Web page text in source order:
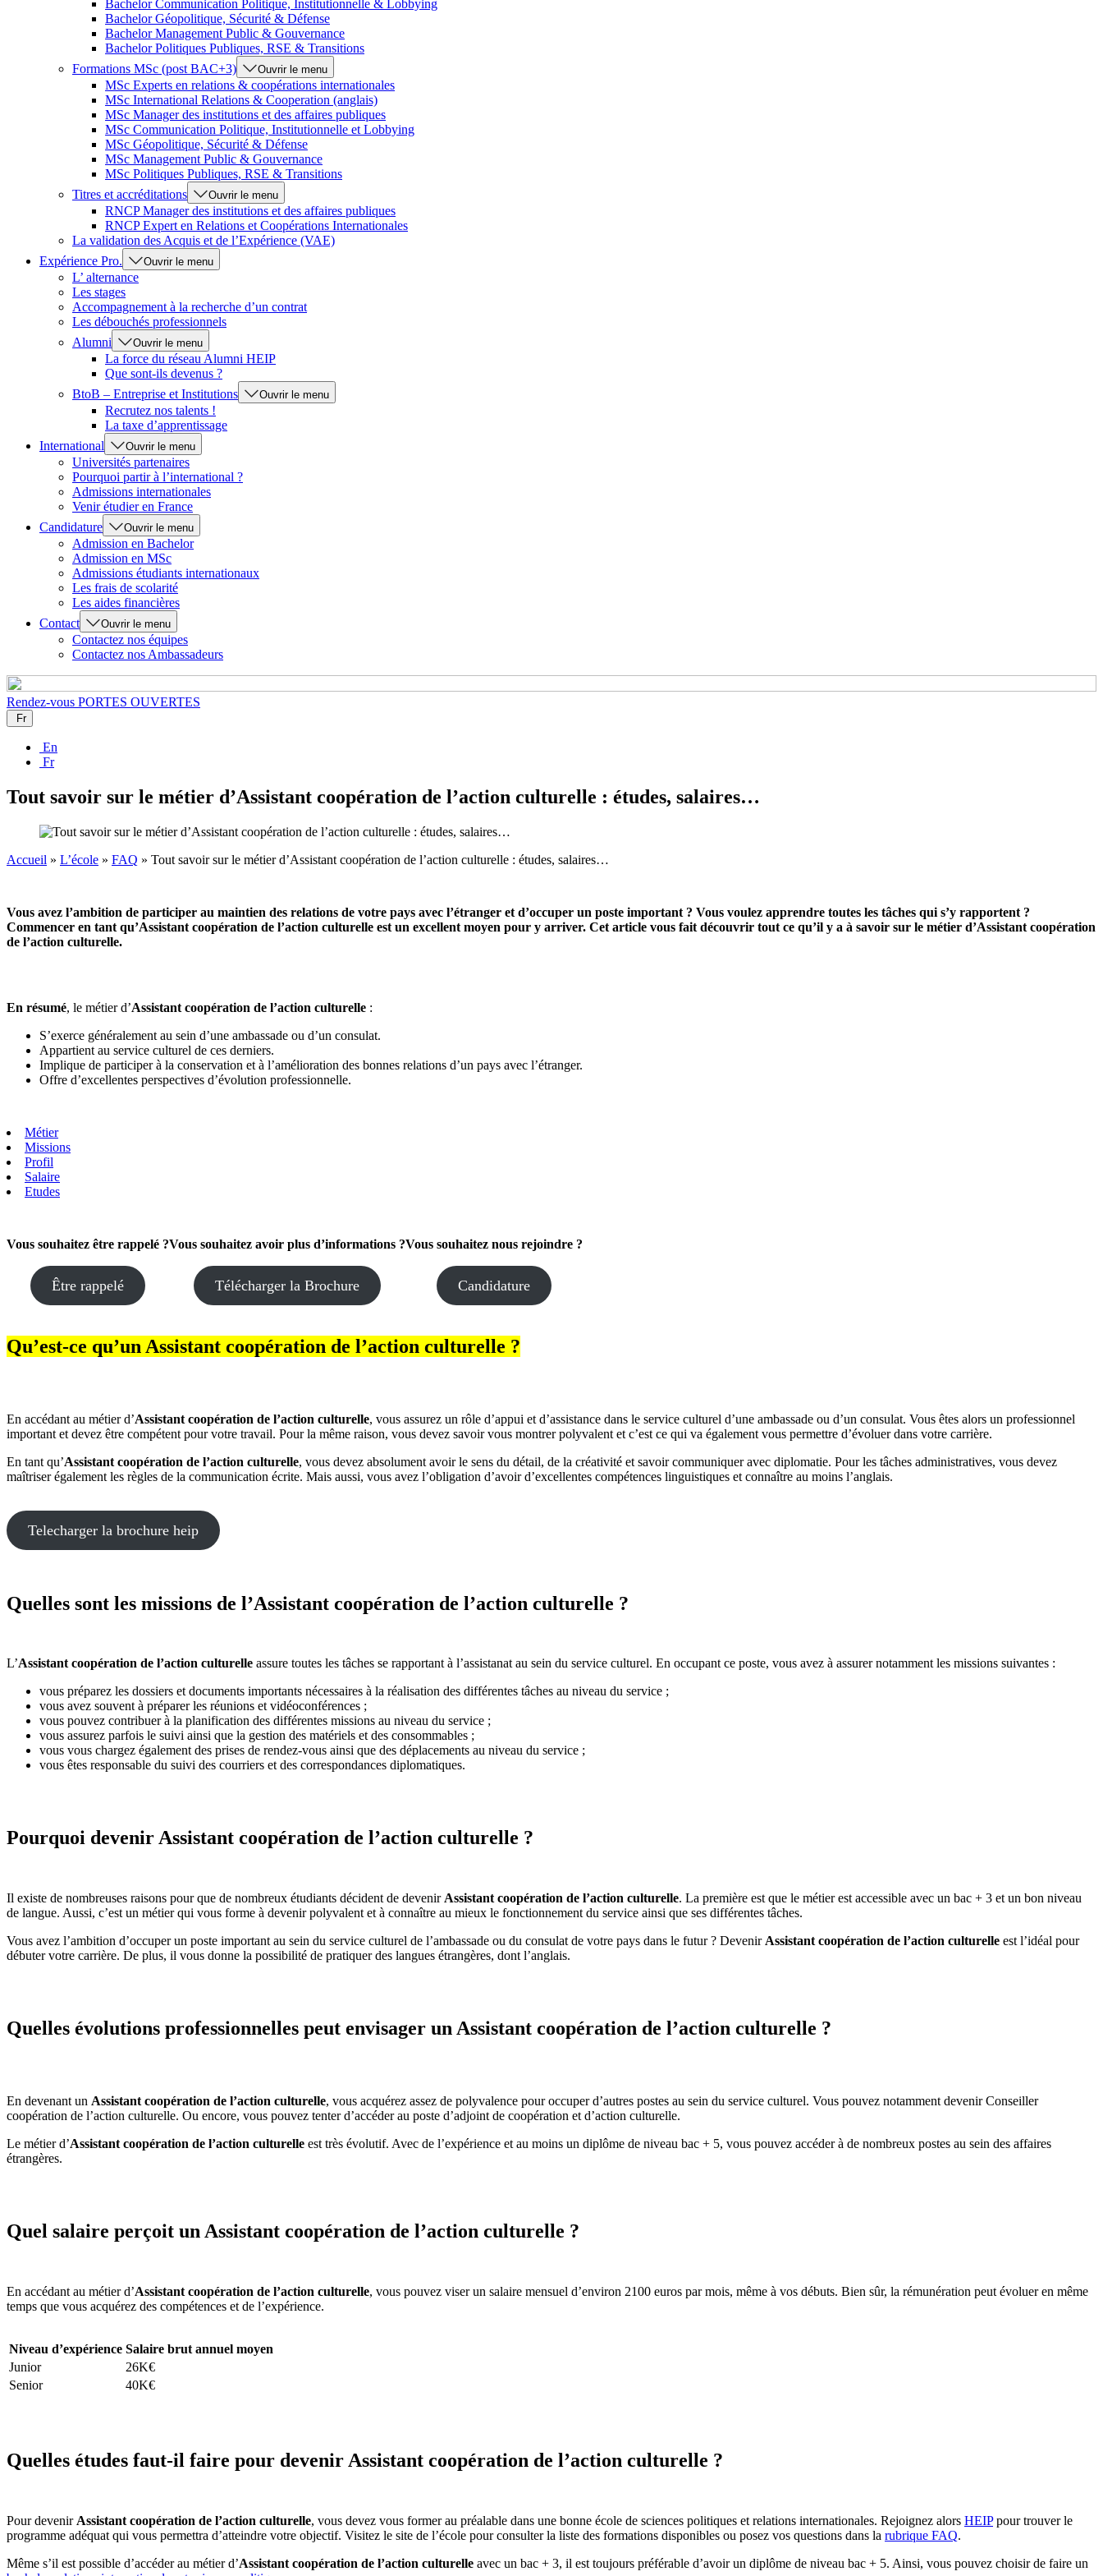
Bachelor Communication Politique, Institutionnelle & Lobbying
Bachelor Géopolitique, Sécurité & Défense
Bachelor Management Public & Gouvernance
Bachelor Politiques Publiques, RSE & Transitions
Formations MSc (post BAC+3)
Ouvrir le menu
MSc Experts en relations & coopérations internationales
MSc International Relations & Cooperation (anglais)
MSc Manager des institutions et des affaires publiques
MSc Communication Politique, Institutionnelle et Lobbying
MSc Géopolitique, Sécurité & Défense
MSc Management Public & Gouvernance
MSc Politiques Publiques, RSE & Transitions
Titres et accréditations
Ouvrir le menu
RNCP Manager des institutions et des affaires publiques
RNCP Expert en Relations et Coopérations Internationales
La validation des Acquis et de l’Expérience (VAE)
Expérience Pro.
Ouvrir le menu
L’ alternance
Les stages
Accompagnement à la recherche d’un contrat
Les débouchés professionnels
Alumni
Ouvrir le menu
La force du réseau Alumni HEIP
Que sont-ils devenus ?
BtoB – Entreprise et Institutions
Ouvrir le menu
Recrutez nos talents !
La taxe d’apprentissage
International
Ouvrir le menu
Universités partenaires
Pourquoi partir à l’international ?
Admissions internationales
Venir étudier en France
Candidature
Ouvrir le menu
Admission en Bachelor
Admission en MSc
Admissions étudiants internationaux
Les frais de scolarité
Les aides financières
Contact
Ouvrir le menu
Contactez nos équipes
Contactez nos Ambassadeurs
Rendez-vous PORTES OUVERTES
Fr
En
Fr
Tout savoir sur le métier d’Assistant coopération de l’action culturelle : études, salaires…
Accueil » L’école » FAQ » Tout savoir sur le métier d’Assistant coopération de l’action culturelle : études, salaires…
Vous avez l’ambition de participer au maintien des relations de votre pays avec l’étranger et d’occuper un poste important ? Vous voulez apprendre toutes les tâches qui s’y rapportent ?
Commencer en tant qu’Assistant coopération de l’action culturelle est un excellent moyen pour y arriver. Cet article vous fait découvrir tout ce qu’il y a à savoir sur le métier d’Assistant coopération
de l’action culturelle.
En résumé, le métier d’Assistant coopération de l’action culturelle :
S’exerce généralement au sein d’une ambassade ou d’un consulat.
Appartient au service culturel de ces derniers.
Implique de participer à la conservation et à l’amélioration des bonnes relations d’un pays avec l’étranger.
Offre d’excellentes perspectives d’évolution professionnelle.
Métier
Missions
Profil
Salaire
Etudes
Vous souhaitez être rappelé ?
Être rappelé
Vous souhaitez avoir plus d’informations ?
Télécharger la Brochure
Vous souhaitez nous rejoindre ?
Candidature
Qu’est-ce qu’un Assistant coopération de l’action culturelle ?
En accédant au métier d’Assistant coopération de l’action culturelle, vous assurez un rôle d’appui et d’assistance dans le service culturel d’une ambassade ou d’un consulat. Vous êtes alors un professionnel
important et devez être compétent pour votre travail. Pour la même raison, vous devez savoir vous montrer polyvalent et c’est ce qui va également vous permettre d’évoluer dans votre carrière.
En tant qu’Assistant coopération de l’action culturelle, vous devez absolument avoir le sens du détail, de la créativité et savoir communiquer avec diplomatie. Pour les tâches administratives, vous devez
maîtriser également les règles de la communication écrite. Mais aussi, vous avez l’obligation d’avoir d’excellentes compétences linguistiques et connaître au moins l’anglais.
Telecharger la brochure heip
Quelles sont les missions de l’Assistant coopération de l’action culturelle ?
L’Assistant coopération de l’action culturelle assure toutes les tâches se rapportant à l’assistanat au sein du service culturel. En occupant ce poste, vous avez à assurer notamment les missions suivantes :
vous préparez les dossiers et documents importants nécessaires à la réalisation des différentes tâches au niveau du service ;
vous avez souvent à préparer les réunions et vidéoconférences ;
vous pouvez contribuer à la planification des différentes missions au niveau du service ;
vous assurez parfois le suivi ainsi que la gestion des matériels et des consommables ;
vous vous chargez également des prises de rendez-vous ainsi que des déplacements au niveau du service ;
vous êtes responsable du suivi des courriers et des correspondances diplomatiques.
Pourquoi devenir Assistant coopération de l’action culturelle ?
Il existe de nombreuses raisons pour que de nombreux étudiants décident de devenir Assistant coopération de l’action culturelle. La première est que le métier est accessible avec un bac + 3 et un bon niveau
de langue. Aussi, c’est un métier qui vous forme à devenir polyvalent et à connaître au mieux le fonctionnement du service ainsi que ses différentes tâches.
Vous avez l’ambition d’occuper un poste important au sein du service culturel de l’ambassade ou du consulat de votre pays dans le futur ? Devenir Assistant coopération de l’action culturelle est l’idéal pour
débuter votre carrière. De plus, il vous donne la possibilité de pratiquer des langues étrangères, dont l’anglais.
Quelles évolutions professionnelles peut envisager un Assistant coopération de l’action culturelle ?
En devenant un Assistant coopération de l’action culturelle, vous acquérez assez de polyvalence pour occuper d’autres postes au sein du service culturel. Vous pouvez notamment devenir Conseiller
coopération de l’action culturelle. Ou encore, vous pouvez tenter d’accéder au poste d’adjoint de coopération et d’action culturelle.
Le métier d’Assistant coopération de l’action culturelle est très évolutif. Avec de l’expérience et au moins un diplôme de niveau bac + 5, vous pouvez accéder à de nombreux postes au sein des affaires
étrangères.
Quel salaire perçoit un Assistant coopération de l’action culturelle ?
En accédant au métier d’Assistant coopération de l’action culturelle, vous pouvez viser un salaire mensuel d’environ 2100 euros par mois, même à vos débuts. Bien sûr, la rémunération peut évoluer en même
temps que vous acquérez des compétences et de l’expérience.
Niveau d’expérience Salaire brut annuel moyen
Junior
26K€
Senior
40K€
Quelles études faut-il faire pour devenir Assistant coopération de l’action culturelle ?
Pour devenir Assistant coopération de l’action culturelle, vous devez vous former au préalable dans une bonne école de sciences politiques et relations internationales. Rejoignez alors HEIPpour trouver le
programme adéquat qui vous permettra d’atteindre votre objectif. Visitez le site de l’école pour consulter la liste des formations disponibles ou posez vos questions dans la rubrique FAQ.
Même s’il est possible d’accéder au métier d’Assistant coopération de l’action culturelle avec un bac + 3, il est toujours préférable d’avoir un diplôme de niveau bac + 5. Ainsi, vous pouvez choisir de faire un